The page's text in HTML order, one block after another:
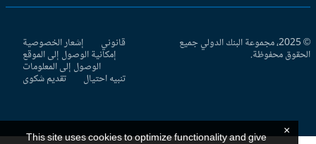
© 2025، مجموعة البنك الدولي جميع
محفوظة.
قانوني إشعار الخصوصية
إمكانية الوصول إلى الموقع
الوصول إلى المعلومات
تنبيه احتيال تقديم شكوى
This site uses cookies to optimize functionality and give ×